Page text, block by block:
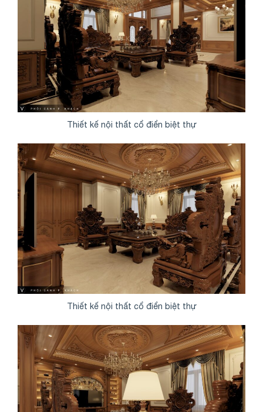
Thiết kế nội thất cổ điển biệt thự
Thiết kế nội thất cổ điển biệt thự